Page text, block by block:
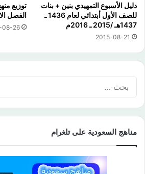
دليل الأسبوع التمهيدي بنين + بنات
للصف الأول أبتدائي لعام 1436 ـ
1437هـ /2015 ـ 2016م
2015-08-21
توزيع
الفصل الاول 1440
08-26
مناهج السعودية على تلغرام